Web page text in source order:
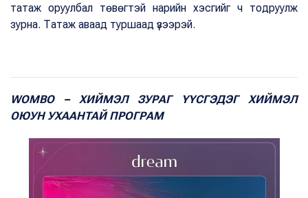
татаж оруулбал төвөгтэй нарийн хэсгийг ч тодруулж
зурна. Татаж аваад туршаад үзээрэй.
WOMBO – ХИЙМЭЛ ЗУРАГ ҮҮСГЭДЭГ ХИЙМЭЛ
ОЮУН УХААНТАЙ ПРОГРАМ